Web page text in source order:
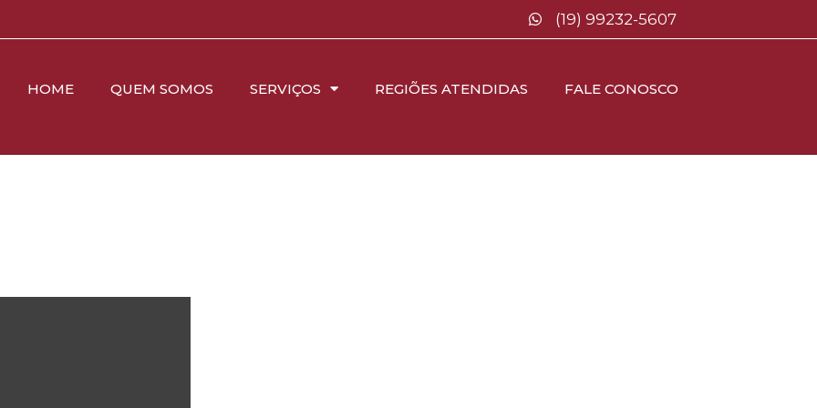
(19) 99232-5607
HOME QUEM SOMOS SERVIÇOS REGIÕES ATENDIDAS FALE CONOSCO